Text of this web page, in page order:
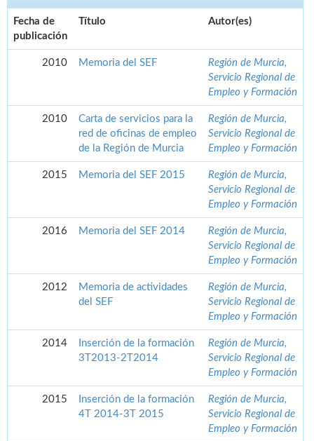
Fecha de
publicación
Título Autor(es)
2010 Memoria del SEF
Región de Murcia,
Servicio Regional de
Empleo y Formación
2010
Carta de servicios para la
red de oficinas de empleo
de la Región de Murcia
Región de Murcia,
Servicio Regional de
Empleo y Formación
2015 Memoria del SEF 2015
Región de Murcia,
Servicio Regional de
Empleo y Formación
2016 Memoria del SEF 2014
Región de Murcia,
Servicio Regional de
Empleo y Formación
2012
Memoria de actividades
del SEF
Región de Murcia,
Servicio Regional de
Empleo y Formación
2014
Inserción de la formación
3T2013-2T2014
Región de Murcia,
Servicio Regional de
Empleo y Formación
2015
Inserción de la formación
4T 2014-3T 2015
Región de Murcia,
Servicio Regional de
Empleo y Formación